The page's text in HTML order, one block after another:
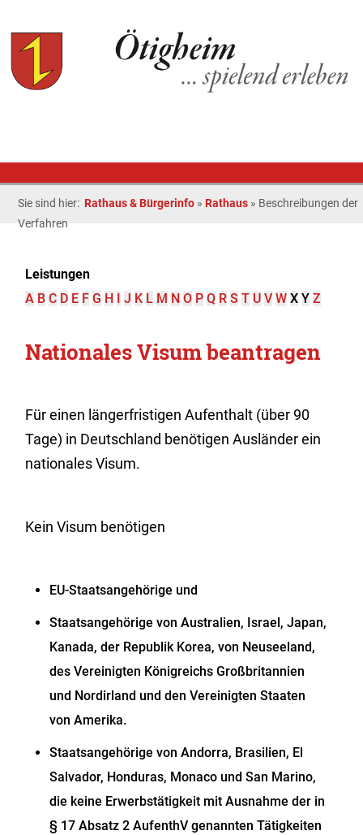
Sie sind hier: Rathaus & Bürgerinfo » Rathaus » Beschreibungen der
Verfahren
Leistungen
A B C D E F G H I J K L M N O P Q R S T U V W X Y Z
Nationales Visum beantragen
Für einen längerfristigen Aufenthalt (über 90
Tage) in Deutschland benötigen Ausländer ein
nationales Visum.
Kein Visum benötigen
EU-Staatsangehörige und
Staatsangehörige von Australien, Israel, Japan,
Kanada, der Republik Korea, von Neuseeland,
des Vereinigten Königreichs Großbritannien
und Nordirland und den Vereinigten Staaten
von Amerika.
Staatsangehörige von Andorra, Brasilien, El
Salvador, Honduras, Monaco und San Marino,
die keine Erwerbstätigkeit mit Ausnahme der in
§ 17 Absatz 2 AufenthV genannten Tätigkeiten